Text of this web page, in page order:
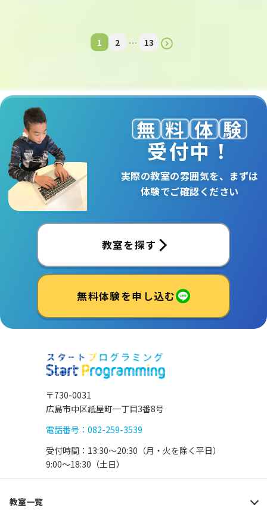
1 2 … 13
無 料 体 験
受付中！
実際の教室の雰囲気を、まずは
体験でご確認ください
教室を探す
無料体験を申し込む
〒730-0031
広島市中区紙屋町一丁目3番8号
電話番号：082-259-3539
受付時間：13:30〜20:30（月・火を除く平日）
9:00〜18:30（土日）
教室一覧